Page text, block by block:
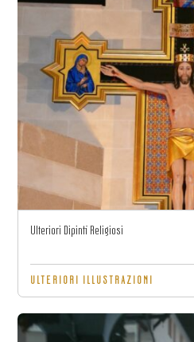
Ulteriori Dipinti Religiosi
ULTERIORI ILLUSTRAZIONI